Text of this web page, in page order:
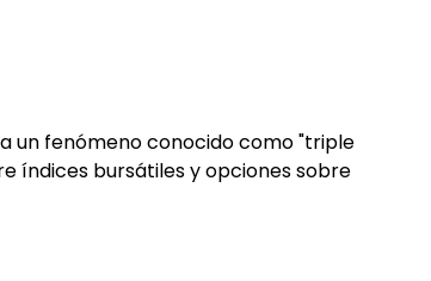
un fenómeno conocido como "triple
índices bursátiles y opciones sobre